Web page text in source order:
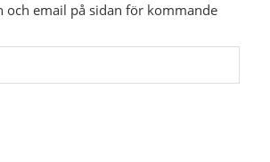
och email på sidan för kommande